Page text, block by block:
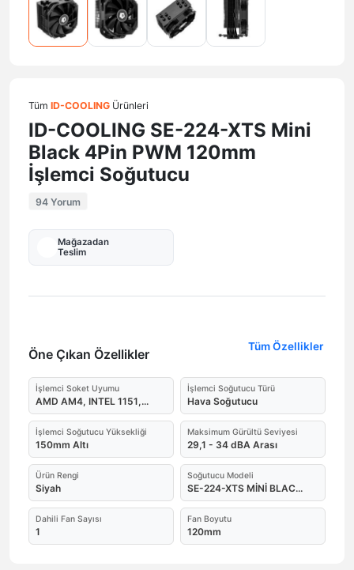
Tüm ID-COOLING Ürünleri
ID-COOLING SE-224-XTS Mini
Black 4Pin PWM 120mm
İşlemci Soğutucu
94 Yorum
Mağazadan
Teslim
Öne Çıkan Özellikler Tüm Özellikler
İşlemci Soket Uyumu
AMD AM4, INTEL 1151,...
İşlemci Soğutucu Türü
Hava Soğutucu
İşlemci Soğutucu Yüksekliği
150mm Altı
Maksimum Gürültü Seviyesi
29,1 - 34 dBA Arası
Ürün Rengi
Siyah
Soğutucu Modeli
SE-224-XTS MİNİ BLAC...
Dahili Fan Sayısı
1
Fan Boyutu
120mm